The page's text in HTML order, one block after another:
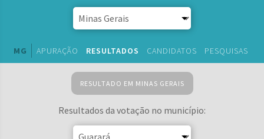
MG APURAÇÃO RESULTADOS CANDIDATOS PESQUISAS
RESULTADO EM MINAS GERAIS
Resultados da votação no município: